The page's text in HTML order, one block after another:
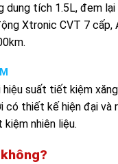
tích 1.5L, đem
Xtronic CVT 7 cấp,
suất tiết kiệm
có thiết kế hiện đại
nhiên liệu.